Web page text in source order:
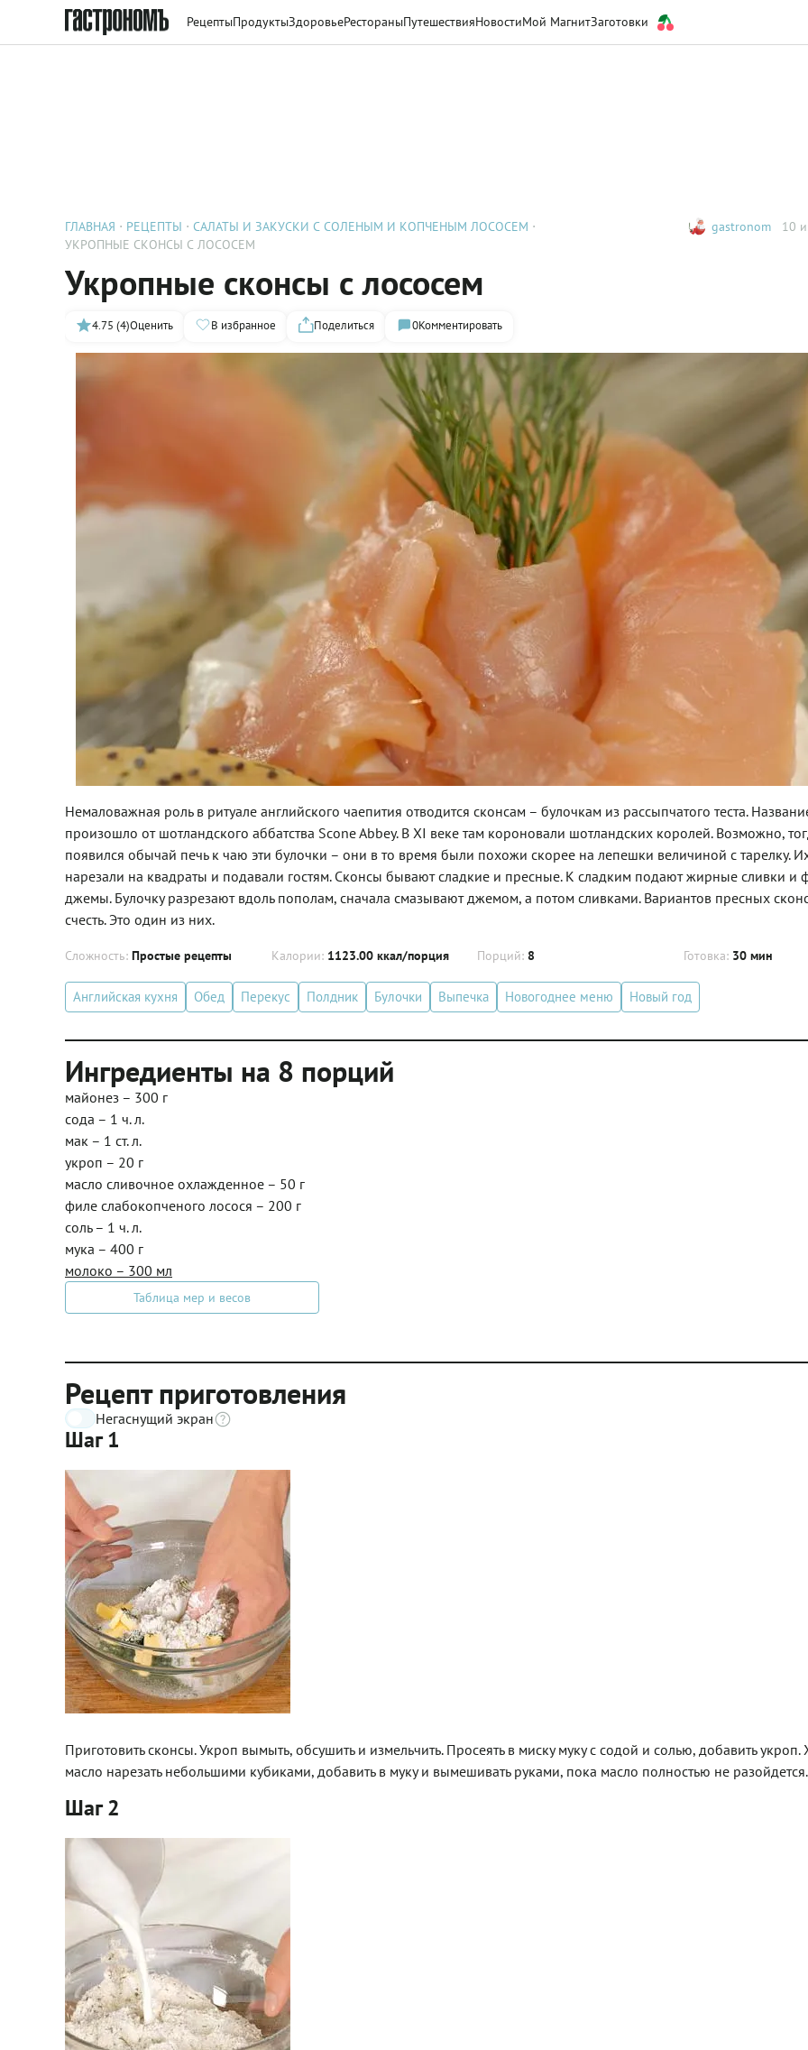
РецептыПродуктыЗдоровьеРестораныПутешествияНовостиМой МагнитЗаготовки
ГЛАВНАЯ РЕЦЕПТЫ
САЛАТЫ И ЗАКУСКИ С СОЛЕНЫМ И КОПЧЕНЫМ ЛОСОСЕМ
УКРОПНЫЕ СКОНСЫ С ЛОСОСЕМ
gastronom 10
Укропные сконсы с лососем
4.75 (4)Оценить В избранное Поделиться 0Комментировать
Немаловажная роль в ритуале английского чаепития отводится сконсам – булочкам из рассыпчатого теста.
произошло от шотландского аббатства Scone Abbey. В XI веке там короновали шотландских королей. Возможно,
появился обычай печь к чаю эти булочки – они в то время были похожи скорее на лепешки величиной с тарелку.
нарезали на квадраты и подавали гостям. Сконсы бывают сладкие и пресные. К сладким подают жирные сливки и
джемы. Булочку разрезают вдоль пополам, сначала смазывают джемом, а потом сливками. Вариантов пресных
счесть. Это один из них.
Сложность: Простые рецепты Калории: 1123.00 ккал/порция Порций: 8 Готовка: 30 мин
Английская кухня Обед Перекус Полдник Булочки Выпечка Новогоднее меню Новый год
Ингредиенты на 8 порций
майонез – 300 г
сода – 1 ч. л.
мак – 1 ст. л.
укроп – 20 г
масло сливочное охлажденное – 50 г
филе слабокопченого лосося – 200 г
соль – 1 ч. л.
мука – 400 г
молоко – 300 мл
Таблица мер и весов
Рецепт приготовления
Негаснущий экран
Шаг 1
Приготовить сконсы. Укроп вымыть, обсушить и измельчить. Просеять в миску муку с содой и солью, добавить
масло нарезать небольшими кубиками, добавить в муку и вымешивать руками, пока масло полностью не разойдется.
Шаг 2